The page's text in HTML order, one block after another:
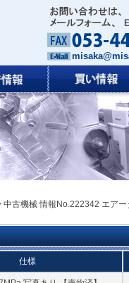
中古機械 情報No.222342 エアー
仕様